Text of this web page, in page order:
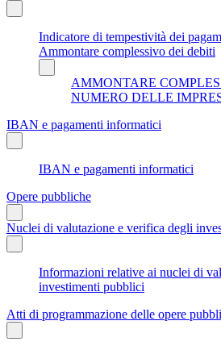
Indicatore di tempestività dei
Ammontare complessivo dei debiti
AMMONTARE
NUMERO DELLE
IBAN e pagamenti informatici
IBAN e pagamenti informatici
Opere pubbliche
Nuclei di valutazione e verifica degli
Informazioni relative ai nuclei di
investimenti pubblici
Atti di programmazione delle opere